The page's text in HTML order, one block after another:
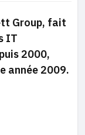
Group, fait
IT
2000,
année 2009.